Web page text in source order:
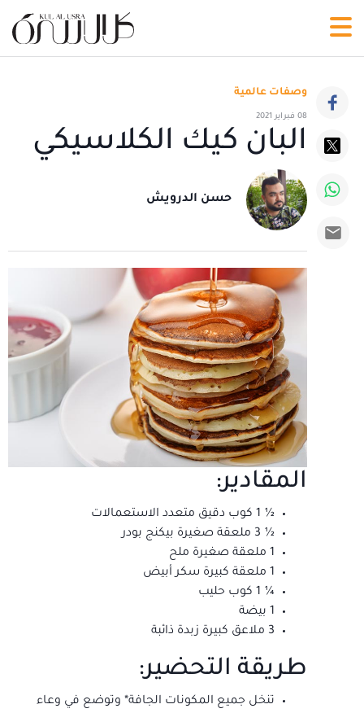
وصفات عالمية
08 فبراير 2021
البان كيك الكلاسيكي
حسن الدرويش
المقادير:
½ 1 كوب دقيق متعدد الاستعمالات
½ 3 ملعقة صغيرة بيكنج بودر
1 ملعقة صغيرة ملح
1 ملعقة كبيرة سكر أبيض
¼ 1 كوب حليب
1 بيضة
3 ملاعق كبيرة زبدة ذائبة
طريقة التحضير:
تنخل جميع المكونات الجافة* وتوضع في وعاء